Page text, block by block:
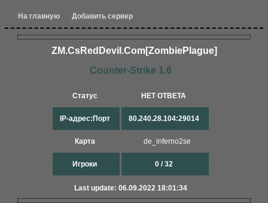
На главную Добавить сервер
ZM.CsRedDevil.Com[Zo​mbiePlague]​
Counter-Strike 1.6
Статус
IP-адрес:Порт
Карта
Игроки
НЕТ ОТВЕТА
80.240.28.104:29014
de_inferno2se
0 / 32
Last update: 06.09.2022 18:01:34